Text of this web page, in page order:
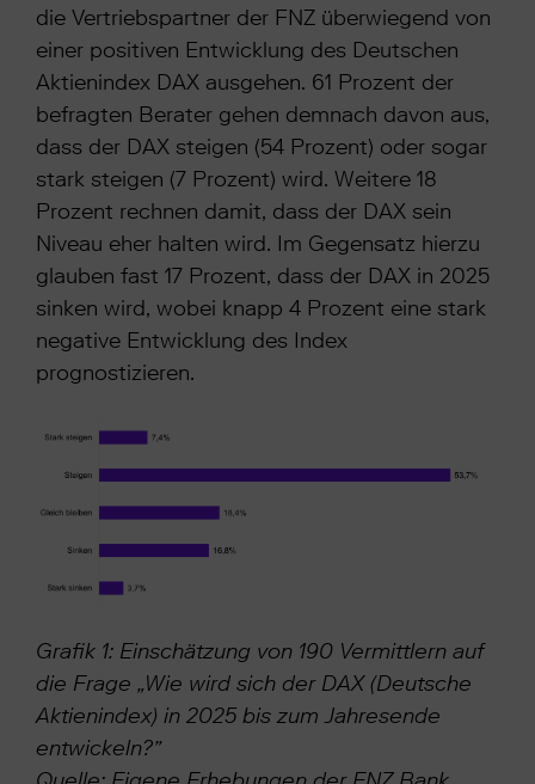
die Vertriebspartner der FNZ überwiegend von
einer positiven Entwicklung des Deutschen
Aktienindex DAX ausgehen. 61 Prozent der
befragten Berater gehen demnach davon aus,
dass der DAX steigen (54 Prozent) oder sogar
stark steigen (7 Prozent) wird. Weitere 18
Prozent rechnen damit, dass der DAX sein
Niveau eher halten wird. Im Gegensatz hierzu
glauben fast 17 Prozent, dass der DAX in 2025
sinken wird, wobei knapp 4 Prozent eine stark
negative Entwicklung des Index
prognostizieren.
Grafik 1: Einschätzung von 190 Vermittlern auf
die Frage „Wie wird sich der DAX (Deutsche
Aktienindex) in 2025 bis zum Jahresende
entwickeln?”